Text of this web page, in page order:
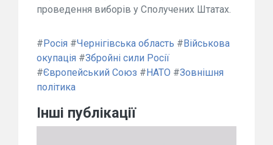
проведення виборів у Сполучених Штатах.
#Росія #Чернігівська область #Військова
окупація #Збройні сили Росії
#Європейський Союз #НАТО #Зовнішня
політика
Інші публікації